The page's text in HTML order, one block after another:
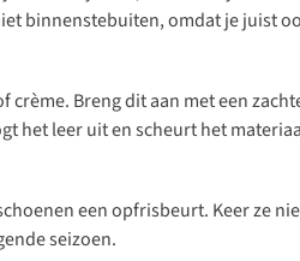
binnenstebuiten, omdat je juist
crème. Breng dit aan met een
het leer uit en scheurt het
een opfrisbeurt. Keer ze
seizoen.